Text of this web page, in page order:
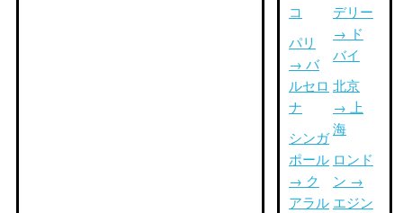
コ
パリ
→ バ
ルセロ
ナ
シンガ
ポール
→ ク
アラル
デリー
→ ド
バイ
北京
→ 上
海
ロンド
ン →
エジン